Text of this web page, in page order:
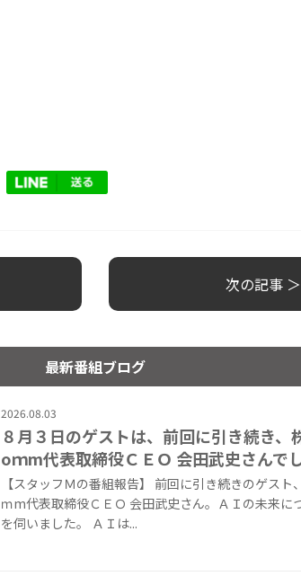
次の記事
最新番組ブログ
2026.08.03
８月３日のゲストは、前回に引き続き、
oｍm代表取締役ＣＥＯ 会田武史さんで
【スタッフＭの番組報告】 前回に引き続きのゲスト
ｍm代表取締役ＣＥＯ 会田武史さん。ＡＩの未来に
を伺いました。 ＡＩは...